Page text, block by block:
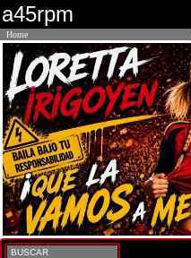
a45rpm
Home
BUSCAR